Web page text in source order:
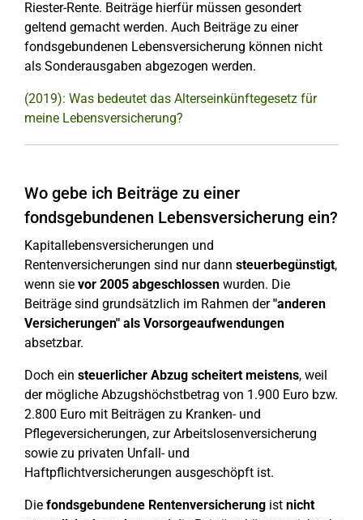
Riester-Rente. Beiträge hierfür müssen gesondert
geltend gemacht werden. Auch Beiträge zu einer
fondsgebundenen Lebensversicherung können nicht
als Sonderausgaben abgezogen werden.
(2019): Was bedeutet das Alterseinkünftegesetz für
meine Lebensversicherung?
Wo gebe ich Beiträge zu einer
fondsgebundenen Lebensversicherung ein?
Kapitallebensversicherungen und
Rentenversicherungen sind nur dann steuerbegünstigt,
wenn sie vor 2005 abgeschlossen wurden. Die
Beiträge sind grundsätzlich im Rahmen der"anderen
Versicherungen" als Vorsorgeaufwendungen
absetzbar.
Doch ein steuerlicher Abzug scheitert meistens, weil
der mögliche Abzugshöchstbetrag von 1.900 Euro bzw.
2.800 Euro mit Beiträgen zu Kranken- und
Pflegeversicherungen, zur Arbeitslosenversicherung
sowie zu privaten Unfall- und
Haftpflichtversicherungen ausgeschöpft ist.
Die fondsgebundene Rentenversicherung ist nicht